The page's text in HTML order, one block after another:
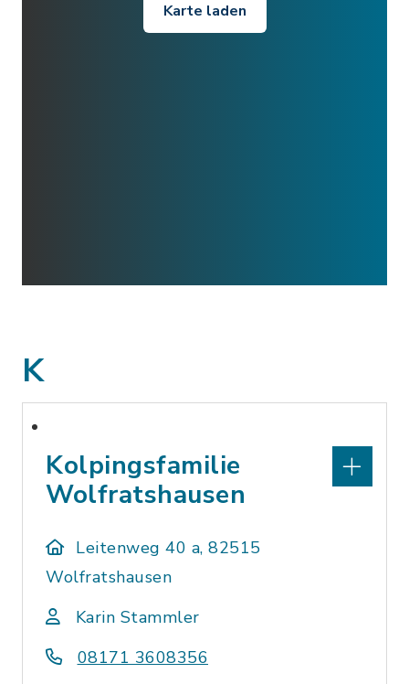
Karte laden
K
Kolpingsfamilie
Wolfratshausen
Leitenweg 40 a, 82515
Wolfratshausen
Karin Stammler
08171 3608356